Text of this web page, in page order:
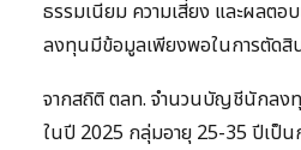
ธรรมเนียม ความเสี่ยง และผลต
ลงทุนมีข้อมูลเพียงพอในการตัดสิ
จากสถิติ ตลท. จำนวนบัญชีนักลง
ในปี 2025 กลุ่มอายุ 25-35 ปีเป็น